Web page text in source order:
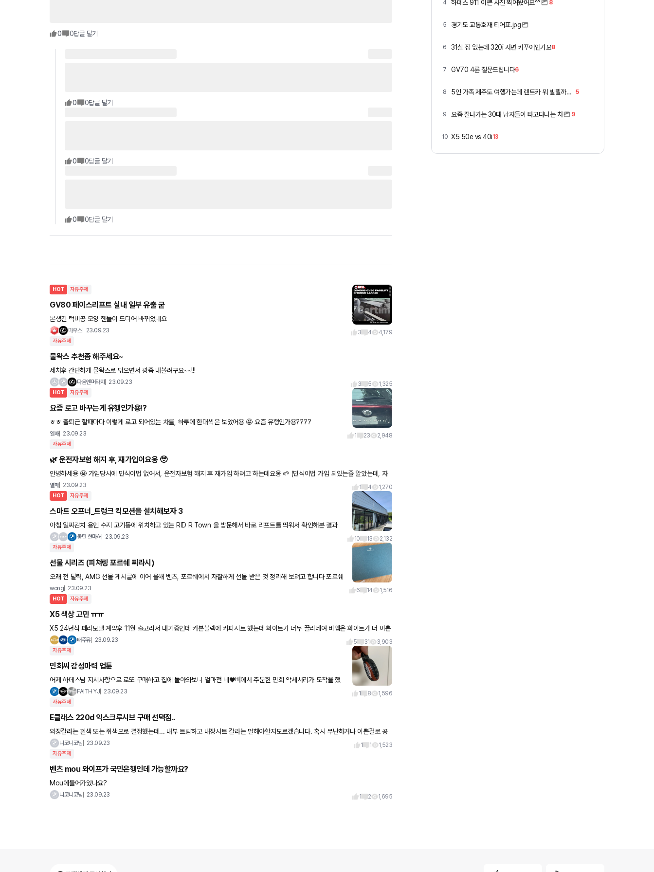
0 0답글 달기
0 0답글 달기
0 0답글 달기
0 0답글 달기
HOT 자유주제
GV80 페이스리프트 실내 일부 유출 굳
몬생긴 럭비공 모양 핸들이 드디어 바뀌었네요
마우스 23.09.23 3 4 4,179
자유주제
물왁스 추천좀 해주세요~
세차후 간단하게 물왁스로 닦으면서 광좀 내볼려구요~~!!!
다음엔머타지 23.09.23 3 5 1,325
HOT 자유주제
요즘 로고 바꾸는게 유행인가용!?
ㅎㅎ 출퇴근 할때마다 이렇게 로고 되어있는 차를, 하루에 한대씩은 보았어용 🤩 요즘 유행인가용????
열매 23.09.23 1 23 2,948
자유주제
🌿 운전자보험 해지 후, 재가입이요옹 🥹
안녕하세용 🤩 가입당시에 민식이법 없어서, 운전자보험 해지 후 재가입 하려고 하는데요옹 🌱 (민식이법 가입 되있는줄 알았는데, 자
동차 보험 갱신궁금한거 있어서 삼성화재 전화했다가 민식이법
열매 23.09.23 1 4 1,270
HOT 자유주제
스마트 오프너_트렁크 킥모션을 설치해보자 3
아침 일찌감치 용인 수지 고기동에 위치하고 있는 RID R Town 을 방문해서 바로 리프트를 띄워서 확인해본 결과
동탄 현마허 23.09.23 10 13 2,132
자유주제
선물 시리즈 (피쳐링 포르쉐 찌라시)
오래 전 달력, AMG 선물 게시글에 이어 올해 벤츠, 포르쉐에서 자잘하게 선물 받은 것 정리해 보려고 합니다 포르쉐
는 992.2 4S, S 대기 걸어둔지 반년쯤 지나서 우편물이 하나 왔네요. 그
wong 23.09.23 6 14 1,516
HOT 자유주제
X5 색상 고민 ㅠㅠ
X5 24년식 페리모델 계약후 11월 출고라서 대기중인데 카본블랙에 커피시트 했는데 화이트가 너무 끌리네여 비엠은 화이트가 더 이쁜
거같기도하고 ㅜㅜ 무슨색이 더 크고 웅장해보이고 이쁠까요 도와주세요
태주유 23.09.23 5 31 3,903
자유주제
민희씨 감성마력 업튠
어제 하데스님 지시사항으로 로또 구매하고 집에 돌아와보니 얼마전 네♥️버에서 주문한 민희 악세서리가 도착을 했
네요. 점심 먹고 소화 시킬겸 장착해 보았습니다 드디어 지갑을 넣을 포켓이 생겨서 너
FAITH YJ 23.09.23 1 8 1,596
자유주제
E클래스 220d 익스크루시브 구매 선택점..
외장칼라는 흰색 또는 쥐색으로 결정했는데... 내부 트림하고 내장시트 칼라는 멀해야할지모르겠습니다. 혹시 무난하거나 이쁜걸로 공
식적인 조합이 있을까요 추천점요
니코니코닝 23.09.23 1 1 1,523
자유주제
벤츠 mou 와이프가 국민은행인데 가능할까요?
Mou에들어가있나요?
니코니코닝 23.09.23 1 2 1,695
4 하데스 911 이쁜 사진 찍어왔어요^^ 8
5 경기도 교통호재 티어표.jpg
6 31살 집 없는데 320i 사면 카푸어인가요8
7 GV70 4륜 질문드립니다6
8 5인 가족 제주도 여행가는데 렌트카 뭐 빌릴까요 ㅎ 5
9 요즘 잘나가는 30대 남자들이 타고다니는 차 9
10 X5 50e vs 40i13